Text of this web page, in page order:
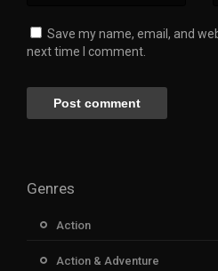
Save my name, email, and
next time I comment.
Genres
Action
Action & Adventure